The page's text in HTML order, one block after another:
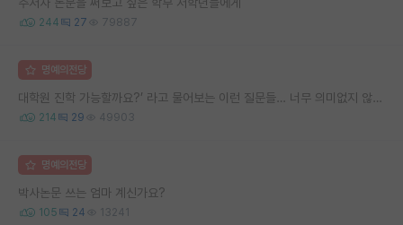
244 27 79887
명예의전당
대학원 진학 가능할까요?’ 라고 물어보는 이런 질문들… 너무 의미없지 않나요?
214 29 49903
명예의전당
박사논문 쓰는 엄마 계신가요?
105 24 13241